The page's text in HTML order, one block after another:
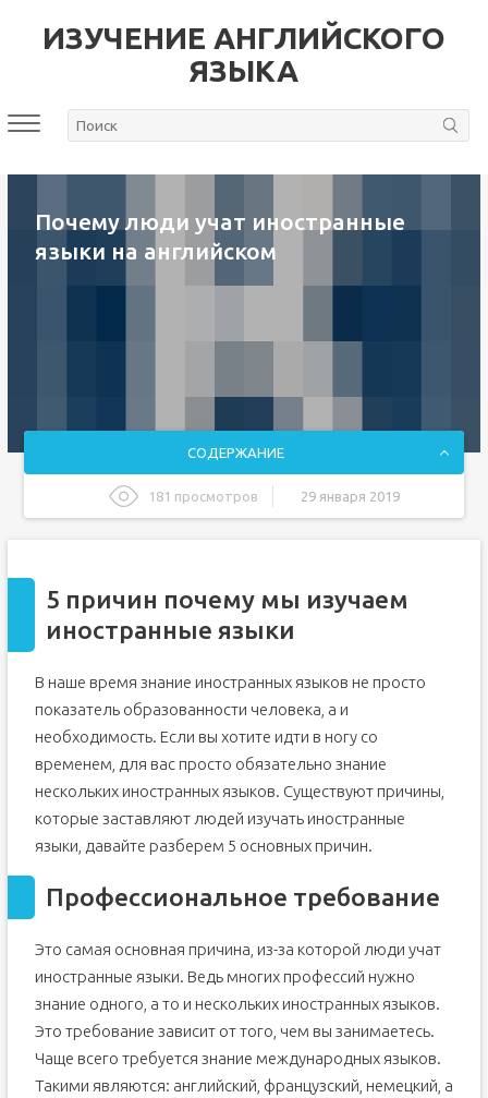
ИЗУЧЕНИЕ АНГЛИЙСКОГО
ЯЗЫКА
Почему люди учат иностранные
языки на английском
СОДЕРЖАНИЕ
181 просмотров 29 января 2019
Социальное преимущество
Общение в семье
Тренировка умственных способностей
Оставить комментарий
Сочинение на английском языке - Зачем мы изучаем
английский язык
Сочинение на английском - Зачем изучать английский
язык с переводом
Сочинение на английском языке Изучение иностранных
языков/ Learning Foreign Languages с переводом на
5 причин почему мы изучаем
иностранные языки
В наше время знание иностранных языков не просто
показатель образованности человека, а и
необходимость. Если вы хотите идти в ногу со
временем, для вас просто обязательно знание
нескольких иностранных языков. Существуют причины,
которые заставляют людей изучать иностранные
языки, давайте разберем 5 основных причин.
Профессиональное требование
Это самая основная причина, из-за которой люди учат
иностранные языки. Ведь многих профессий нужно
знание одного, а то и нескольких иностранных языков.
Это требование зависит от того, чем вы занимаетесь.
Чаще всего требуется знание международных языков.
Такими являются: английский, французский, немецкий, а